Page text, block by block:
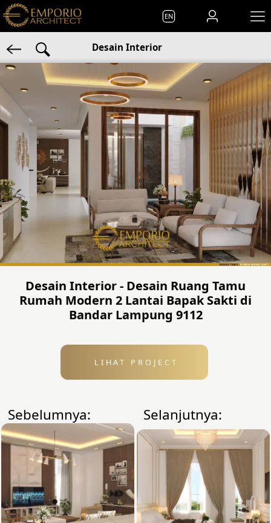
EN
Desain Interior
Desain Interior - Desain Ruang Tamu
Rumah Modern 2 Lantai Bapak Sakti di
Bandar Lampung 9112
LIHAT PROJECT
Sebelumnya: Selanjutnya: